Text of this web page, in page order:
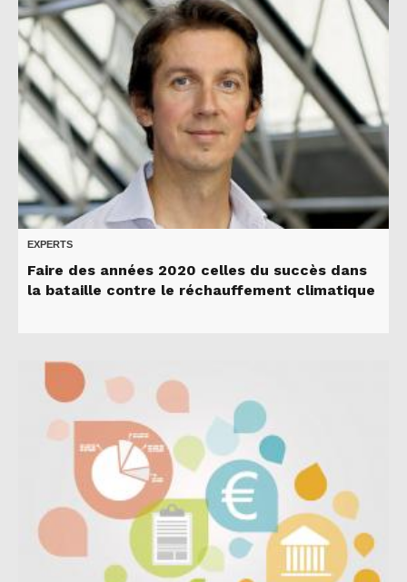
EXPERTS
Faire des années 2020 celles du succès dans
la bataille contre le réchauffement climatique